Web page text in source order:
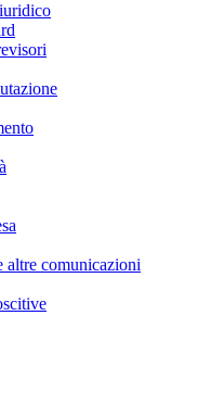
altre comunicazioni